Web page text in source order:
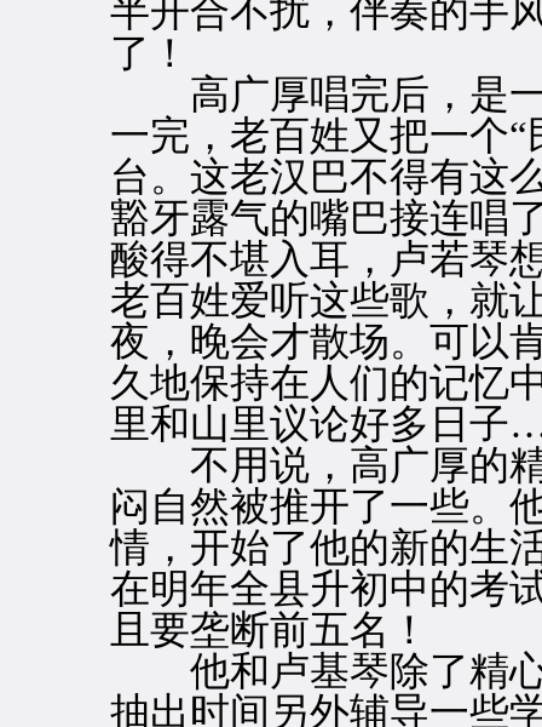
半开合不扰，伴奏的手
了！
高广厚唱完后，是一
一完，老百姓又把一个
台。这老汉巴不得有这
豁牙露气的嘴巴接连唱
酸得不堪入耳，卢若琴
老百姓爱听这些歌，
夜，晚会才散场。可以
久地保持在人们的记忆
里和山里议论好多日
不用说，高广厚的精
闷自然被推开了一些。
情，开始了他的新的生
在明年全县升初中的考
且要垄断前五名！
他和卢基琴除了精心
抽出时间另外辅导一些